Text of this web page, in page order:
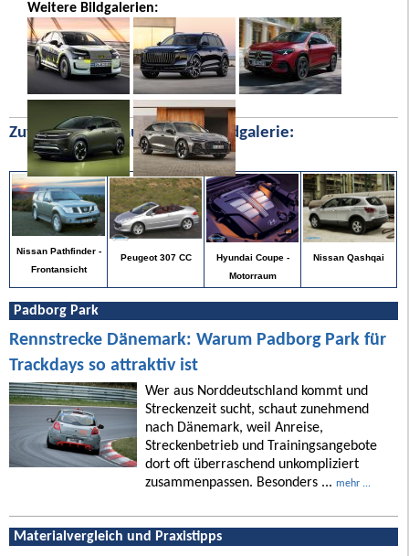
Weitere Bildgalerien:
Zufällige Bilder aus unserer Bildgalerie:
Nissan Pathfinder -
Frontansicht
Peugeot 307 CC
Hyundai Coupe -
Motorraum
Nissan Qashqai
Padborg Park
Rennstrecke Dänemark: Warum Padborg Park für
Trackdays so attraktiv ist
Wer aus Norddeutschland kommt und
Streckenzeit sucht, schaut zunehmend
nach Dänemark, weil Anreise,
Streckenbetrieb und Trainingsangebote
dort oft überraschend unkompliziert
zusammenpassen. Besonders ... mehr ...
Materialvergleich und Praxistipps